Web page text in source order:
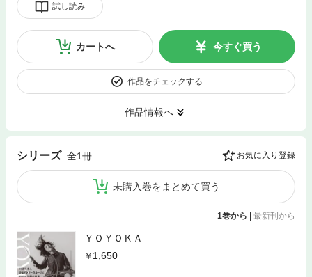
試し読み
カートへ 今すぐ買う
作品をチェックする
作品情報へ
シリーズ 全1冊 お気に入り登録
未購入巻をまとめて買う
1巻から | 最新刊から
ＹＯＹＯＫＡ
1,650